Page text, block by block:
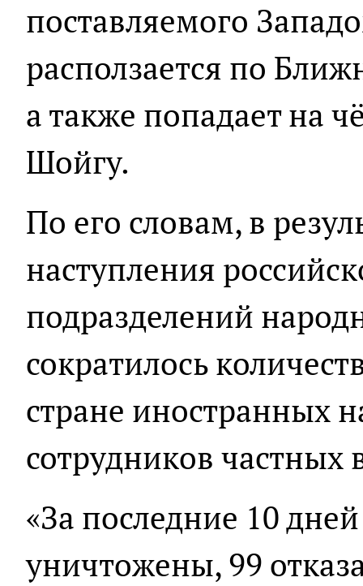
поставляемого
расползается по
а также попадает на
Шойгу.
По его словам, в
наступления
подразделений
сократилось
стране иностранных
сотрудников
«За последние 10
уничтожены, 99